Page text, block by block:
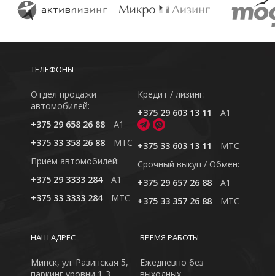
ТЕЛЕФОНЫ
Отдел продажи
автомобилей:
+375 29 658 26 88
A1
+375 33 358 26 88
MTC
Приём автомобилей:
+375 29 3333 284
A1
+375 33 3333 284
MTC
Кредит / лизинг:
+375 29 603 13 11
A1
+375 33 603 13 11
MTC
Cрочный выкуп / Обмен:
+375 29 657 26 88
A1
+375 33 357 26 88
MTC
ВРЕМЯ РАБОТЫ
Ежедневно без
НАШ АДРЕС
Минск, ул. Разинская 5,